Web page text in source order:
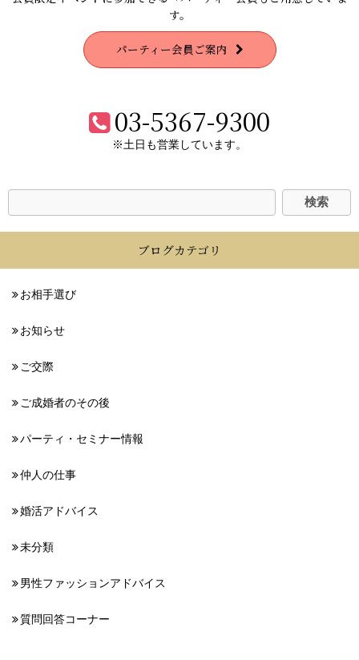
す。
パーティー会員ご案内
03-5367-9300
※土日も営業しています。
ブログカテゴリ
お相手選び
お知らせ
ご交際
ご成婚者のその後
パーティ・セミナー情報
仲人の仕事
婚活アドバイス
未分類
男性ファッションアドバイス
質問回答コーナー